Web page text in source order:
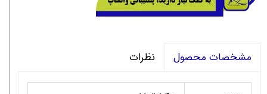
مشخصات محصول نظرات